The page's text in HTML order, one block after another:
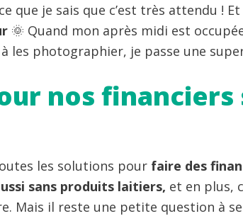
que je sais que c’est très attendu ! Et
🌞 Quand mon après midi est
les photographier, je passe une
nos financiers
les solutions pour faire des
sans produits laitiers, et en plus,
Mais il reste une petite question à